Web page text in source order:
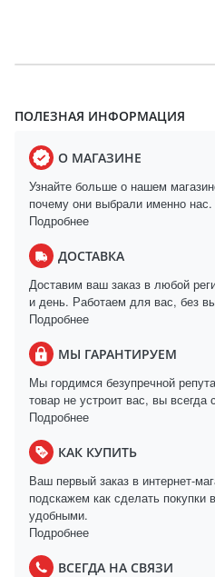
ПОЛЕЗНАЯ ИНФОРМАЦИЯ
О МАГАЗИНЕ
Узнайте больше о нашем
почему они выбрали именно
Подробнее
ДОСТАВКА
Доставим ваш заказ в любой
и день. Работаем для вас, без
Подробнее
МЫ ГАРАНТИРУЕМ
Мы гордимся безупречной
товар не устроит вас, вы всегда
Подробнее
КАК КУПИТЬ
Ваш первый заказ в интернет-
подскажем как сделать покупки
удобными.
Подробнее
ВСЕГДА НА СВЯЗИ